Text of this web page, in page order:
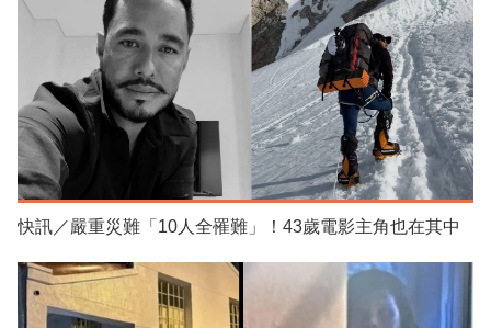
快訊／嚴重災難「10人全罹難」！43歲電影主角也在其中